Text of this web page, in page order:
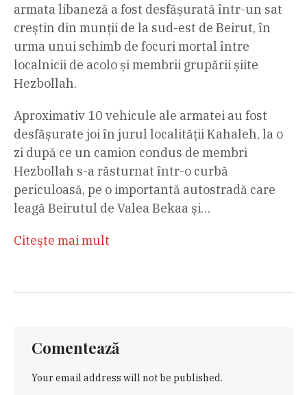
armata libaneză a fost desfășurată într-un sat
creștin din munții de la sud-est de Beirut, în
urma unui schimb de focuri mortal între
localnicii de acolo și membrii grupării șiite
Hezbollah.
Aproximativ 10 vehicule ale armatei au fost
desfășurate joi în jurul localității Kahaleh, la o
zi după ce un camion condus de membri
Hezbollah s-a răsturnat într-o curbă
periculoasă, pe o importantă autostradă care
leagă Beirutul de Valea Bekaa și…
Citeşte mai mult
Comentează
Your email address will not be published.